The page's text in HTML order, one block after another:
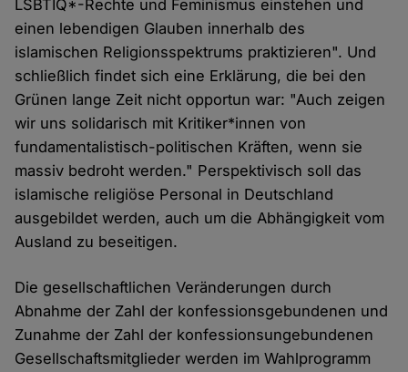
LSBTIQ*-Rechte und Feminismus einstehen und
einen lebendigen Glauben innerhalb des
islamischen Religionsspektrums praktizieren". Und
schließlich findet sich eine Erklärung, die bei den
Grünen lange Zeit nicht opportun war: "Auch zeigen
wir uns solidarisch mit Kritiker*innen von
fundamentalistisch-politischen Kräften, wenn sie
massiv bedroht werden." Perspektivisch soll das
islamische religiöse Personal in Deutschland
ausgebildet werden, auch um die Abhängigkeit vom
Ausland zu beseitigen.
Die gesellschaftlichen Veränderungen durch
Abnahme der Zahl der konfessionsgebundenen und
Zunahme der Zahl der konfessionsungebundenen
Gesellschaftsmitglieder werden im Wahlprogramm